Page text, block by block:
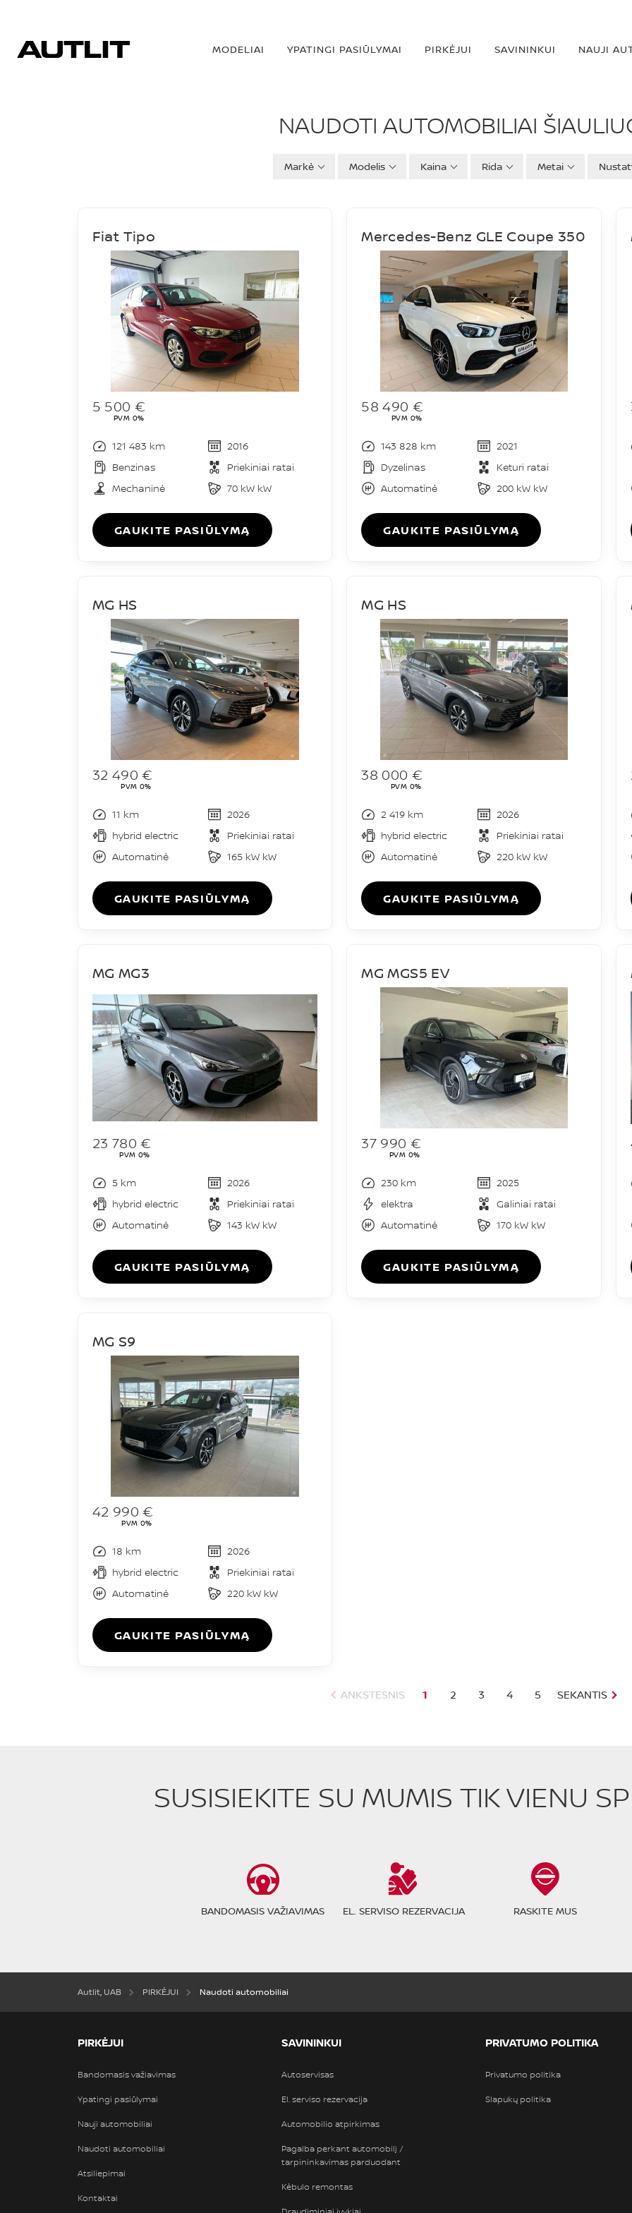
MODELIAI YPATINGI PASIŪLYMAI PIRKĖJUI SAVININKUI NAUJI
NAUDOTI AUTOMOBILIAINAUDOTI AUTOMOBILIAI
Markė Modelis Kaina Rida Metai
Fiat Tipo
5 500 €
PVM 0%
121 483 km
2016
Benzinas
Priekiniai ratai
Mechaninė
70 kW kW
GAUKITE PASIŪLYMĄ
Mercedes-Benz GLE Coupe 350
58 490 €
PVM 0%
143 828 km
2021
Dyzelinas
Keturi ratai
Automatinė
200 kW kW
GAUKITE PASIŪLYMĄ
MG HS
32 490 €
PVM 0%
11 km
2026
hybrid electric
Priekiniai ratai
Automatinė
165 kW kW
GAUKITE PASIŪLYMĄ
MG HS
38 000 €
PVM 0%
2 419 km
2026
hybrid electric
Priekiniai ratai
Automatinė
220 kW kW
GAUKITE PASIŪLYMĄ
MG MG3
23 780 €
PVM 0%
5 km
2026
hybrid electric
Priekiniai ratai
Automatinė
143 kW kW
GAUKITE PASIŪLYMĄ
MG MGS5 EV
37 990 €
PVM 0%
230 km
2025
elektra
Galiniai ratai
Automatinė
170 kW kW
GAUKITE PASIŪLYMĄ
MG S9
42 990 €
PVM 0%
18 km
2026
hybrid electric
Priekiniai ratai
Automatinė
220 kW kW
GAUKITE PASIŪLYMĄ
ANKSTESNIS SEKANTIS
1 2 3 4 5
SUSISIEKITE SU MUMIS TIK VIENU
BANDOMASIS VAŽIAVIMAS EL. SERVISO REZERVACIJA RASKITE MUS
Autlit, UAB PIRKĖJUI Naudoti automobiliai
PIRKĖJUI
Bandomasis važiavimas
Ypatingi pasiūlymai
Nauji automobiliai
Naudoti automobiliai
Atsiliepimai
Kontaktai
SAVININKUI
Autoservisas
El. serviso rezervacija
Automobilio atpirkimas
Pagalba perkant automobilį /
tarpininkavimas parduodant
Kėbulo remontas
PRIVATUMO POLITIKA
Privatumo politika
Slapukų politika